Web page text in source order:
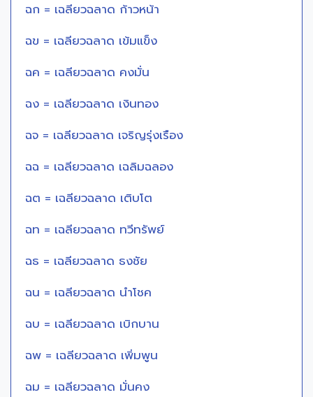
ฉก = เฉลียวฉลาด ก้าวหน้า
ฉข = เฉลียวฉลาด เข้มแข็ง
ฉค = เฉลียวฉลาด คงมั่น
ฉง = เฉลียวฉลาด เงินทอง
ฉจ = เฉลียวฉลาด เจริญรุ่งเรือง
ฉฉ = เฉลียวฉลาด เฉลิมฉลอง
ฉต = เฉลียวฉลาด เติบโต
ฉท = เฉลียวฉลาด ทวีทรัพย์
ฉธ = เฉลียวฉลาด ธงชัย
ฉน = เฉลียวฉลาด นำโชค
ฉบ = เฉลียวฉลาด เบิกบาน
ฉพ = เฉลียวฉลาด เพิ่มพูน
ฉม = เฉลียวฉลาด มั่นคง